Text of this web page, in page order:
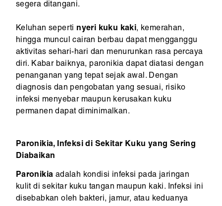
segera ditangani.
Keluhan seperti nyeri kuku kaki, kemerahan,
hingga muncul cairan berbau dapat mengganggu
aktivitas sehari-hari dan menurunkan rasa percaya
diri. Kabar baiknya, paronikia dapat diatasi dengan
penanganan yang tepat sejak awal. Dengan
diagnosis dan pengobatan yang sesuai, risiko
infeksi menyebar maupun kerusakan kuku
permanen dapat diminimalkan.
Paronikia, Infeksi di Sekitar Kuku yang Sering
Diabaikan
Paronikia adalah kondisi infeksi pada jaringan
kulit di sekitar kuku tangan maupun kaki. Infeksi ini
disebabkan oleh bakteri, jamur, atau keduanya